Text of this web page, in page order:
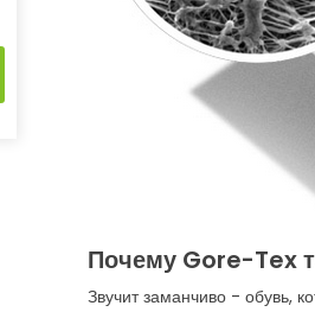
Почему Gore-Tex
Звучит заманчиво - обувь,